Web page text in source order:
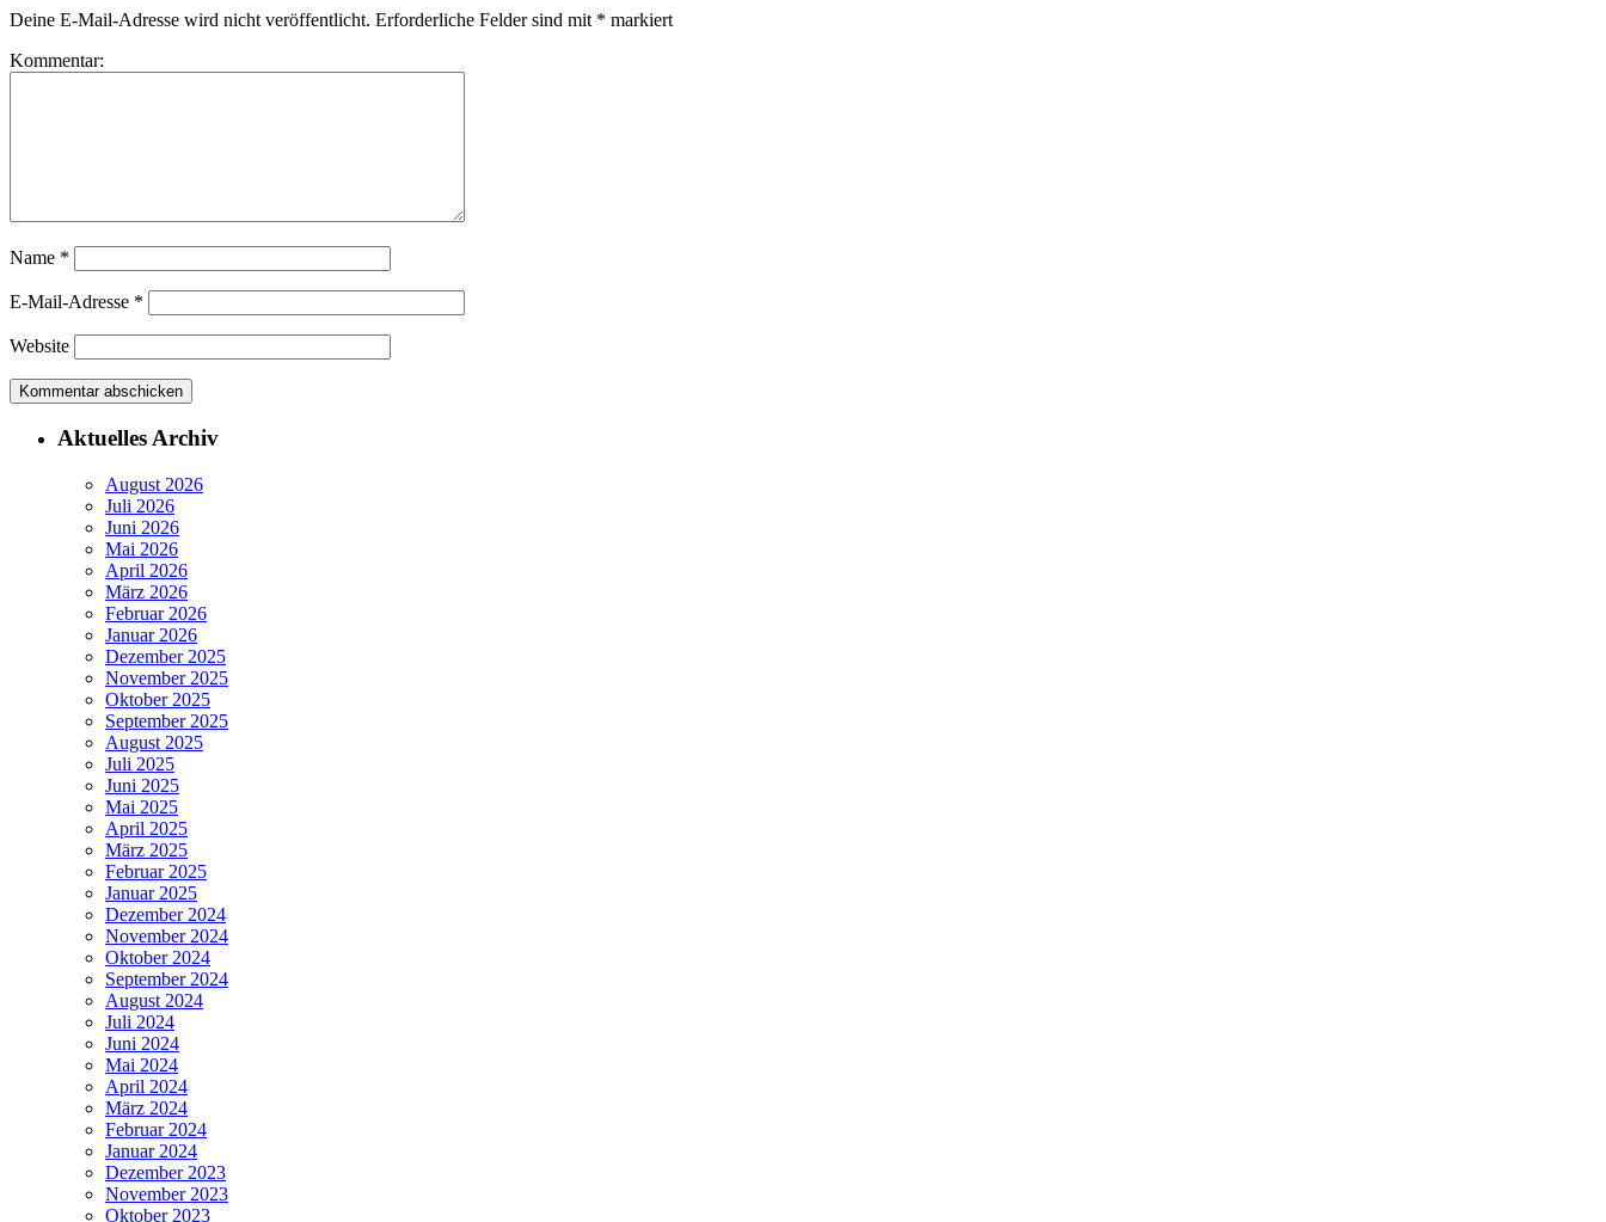
Deine E-Mail-Adresse wird nicht veröffentlicht. Erforderliche Felder sind mit * markiert
Kommentar:
Name *
E-Mail-Adresse *
Website
Aktuelles Archiv
August 2026
Juli 2026
Juni 2026
Mai 2026
April 2026
März 2026
Februar 2026
Januar 2026
Dezember 2025
November 2025
Oktober 2025
September 2025
August 2025
Juli 2025
Juni 2025
Mai 2025
April 2025
März 2025
Februar 2025
Januar 2025
Dezember 2024
November 2024
Oktober 2024
September 2024
August 2024
Juli 2024
Juni 2024
Mai 2024
April 2024
März 2024
Februar 2024
Januar 2024
Dezember 2023
November 2023
Oktober 2023